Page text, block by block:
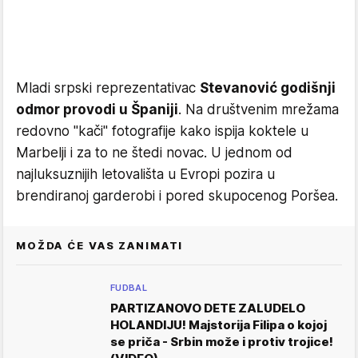
Mladi srpski reprezentativac Stevanović godišnji
odmor provodi u Španiji. Na društvenim mrežama
redovno "kači" fotografije kako ispija koktele u
Marbelji i za to ne štedi novac. U jednom od
najluksuznijih letovališta u Evropi pozira u
brendiranoj garderobi i pored skupocenog Poršea.
MOŽDA ĆE VAS ZANIMATI
FUDBAL
PARTIZANOVO DETE ZALUDELO
HOLANDIJU! Majstorija Filipa o kojoj
se priča - Srbin može i protiv trojice!